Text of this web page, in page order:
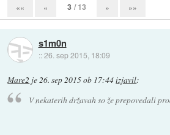
«« « 3 / 13 » »»
s1m0n
::26. sep 2015, 18:09
Mare2 je26. sep 2015 ob 17:44izjavil:
V nekaterih državah so že prepovedali